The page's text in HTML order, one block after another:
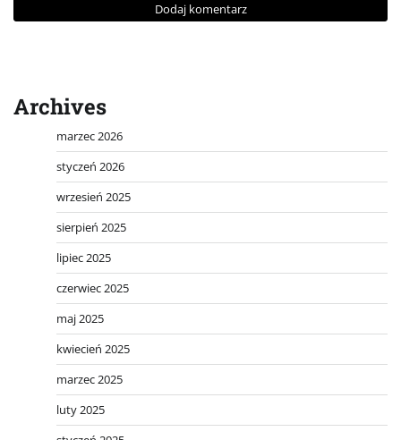
Archives
marzec 2026
styczeń 2026
wrzesień 2025
sierpień 2025
lipiec 2025
czerwiec 2025
maj 2025
kwiecień 2025
marzec 2025
luty 2025